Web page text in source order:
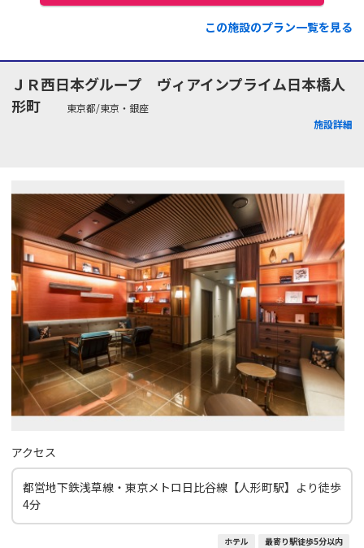
この施設のプラン一覧を見る
ＪＲ西日本グループ ヴィアインプライム日本橋人
形町
東京都/東京・銀座
施設詳細
アクセス
都営地下鉄浅草線・東京メトロ日比谷線【人形町駅】より徒歩
4分
ホテル 最寄り駅徒歩5分以内